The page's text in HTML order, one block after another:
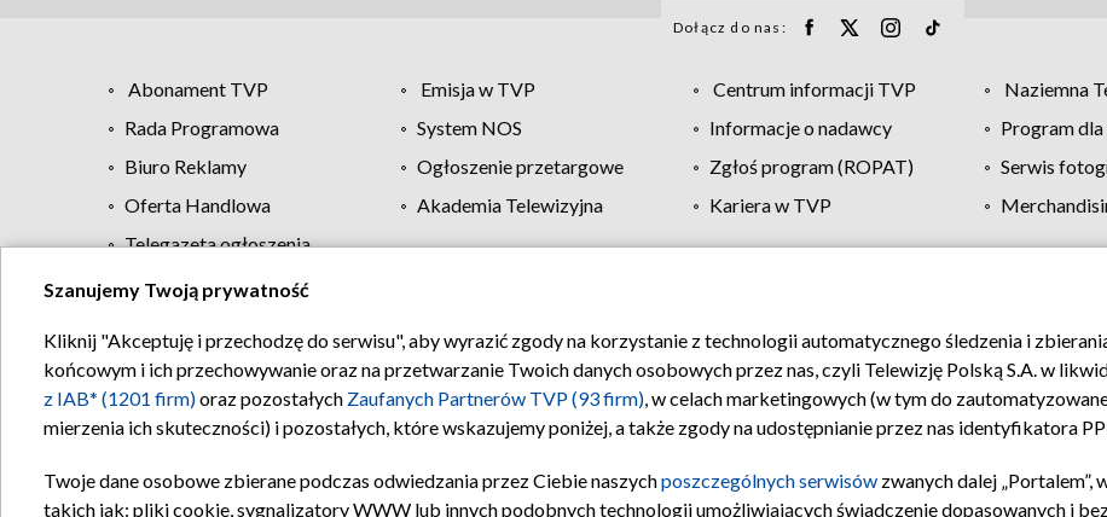
Dołącz do nas:
Abonament TVP Emisja w TVP Centrum informacji TVP Naziemna
Rada Programowa
System NOS Informacje o nadawcy
Program
Biuro Reklamy
Ogłoszenie przetargowe Zgłoś program (ROPAT)
Serwis
Oferta Handlowa
Akademia Telewizyjna Kariera w TVP
Telegazeta ogłoszenia
Regulamin TVP Polityka prywatności Moje zgody Pomoc Biuro
Szanujemy Twoją prywatność
Kliknij "Akceptuję i przechodzę do serwisu", aby wyrazić zgody na korzystanie z technologii automatycznego śledzenia i
końcowym i ich przechowywanie oraz na przetwarzanie Twoich danych osobowych przez nas, czyli Telewizję Polską S.A. w
z IAB* (1201 firm)oraz pozostałych Zaufanych Partnerów TVP (93 firm), w celach marketingowych (w tym do
mierzenia ich skuteczności) i pozostałych, które wskazujemy poniżej, a także zgody na udostępnianie przez nas identyfikatora
Twoje dane osobowe zbierane podczas odwiedzania przez Ciebie naszychposzczególnych serwisów zwanych dalej
takich jak: pliki cookie, sygnalizatory WWW lub innych podobnych technologii umożliwiających świadczenie dopasowanych i